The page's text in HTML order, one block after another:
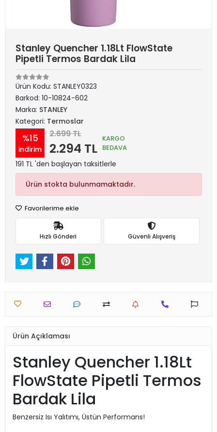
Stanley Quencher 1.18Lt FlowState
Pipetli Termos Bardak Lila
Ürün Kodu: STANLEY0323
Barkod: 10-10824-602
Marka: STANLEY
Kategori: Termoslar
%15
indirim
2.699 TL
2.294 TL
KARGO
BEDAVA
191 TL 'den başlayan taksitlerle
Ürün stokta bulunmamaktadır.
Favorilerime ekle
Hızlı Gönderi Güvenli Alışveriş
Ürün Açıklaması
Stanley Quencher 1.18Lt
FlowState Pipetli Termos
Bardak Lila
Benzersiz Isı Yalıtımı, Üstün Performans!